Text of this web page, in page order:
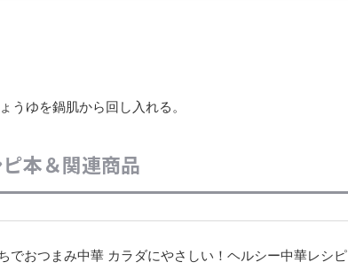
うゆを鍋肌から回し入れる。
本＆関連商品
でおつまみ中華 カラダにやさしい！ヘルシー中華レシピ